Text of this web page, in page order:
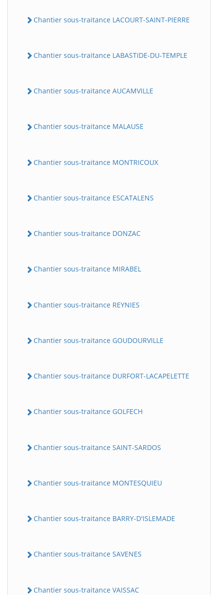
Chantier sous-traitance LACOURT-SAINT-PIERRE
Chantier sous-traitance LABASTIDE-DU-TEMPLE
Chantier sous-traitance AUCAMVILLE
Chantier sous-traitance MALAUSE
Chantier sous-traitance MONTRICOUX
Chantier sous-traitance ESCATALENS
Chantier sous-traitance DONZAC
Chantier sous-traitance MIRABEL
Chantier sous-traitance REYNIES
Chantier sous-traitance GOUDOURVILLE
Chantier sous-traitance DURFORT-LACAPELETTE
Chantier sous-traitance GOLFECH
Chantier sous-traitance SAINT-SARDOS
Chantier sous-traitance MONTESQUIEU
Chantier sous-traitance BARRY-D'ISLEMADE
Chantier sous-traitance SAVENES
Chantier sous-traitance VAISSAC